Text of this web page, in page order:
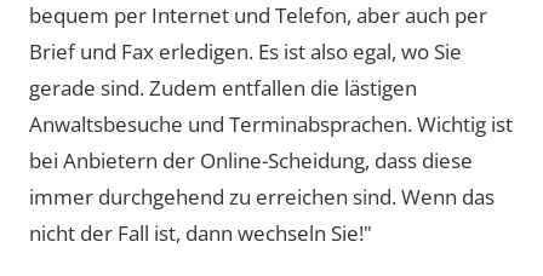
bequem per Internet und Telefon, aber auch per
Brief und Fax erledigen. Es ist also egal, wo Sie
gerade sind. Zudem entfallen die lästigen
Anwaltsbesuche und Terminabsprachen. Wichtig ist
bei Anbietern der Online-Scheidung, dass diese
immer durchgehend zu erreichen sind. Wenn das
nicht der Fall ist, dann wechseln Sie!"